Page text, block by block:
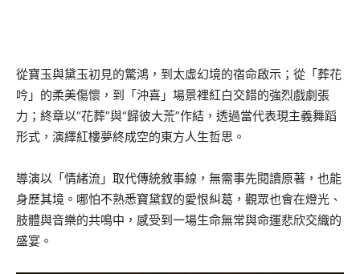
從寶玉與黛玉初見的驚鴻，到太虛幻境的宿命啟示；從「葬花
吟」的柔美傷懷，到「沖喜」場景裡紅白交錯的強烈戲劇張
力；終章以“花葬”與“歸彼大荒”作結，透過當代表現主義舞蹈
形式，演繹紅樓夢終成空的東方人生哲思。
導演以「情緒流」取代傳統敘事線，無需事先閱讀原著，也能
身歷其境。哪怕不熟悉寶黛釵的愛恨糾葛，觀眾也會在燈光、
肢體與音樂的共鳴中，感受到一場生命無常與命運悲欣交織的
盛宴。